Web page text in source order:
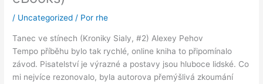
/ Uncategorized / Por rhe
Tanec ve stínech (Kroniky Sialy, #2) Alexey Pehov
Tempo příběhu bylo tak rychlé, online kniha to připomínalo
závod. Pisatelství je výrazné a postavy jsou hluboce lidské. Co
mi nejvíce rezonovalo, byla autorova přemýšlivá zkoumání